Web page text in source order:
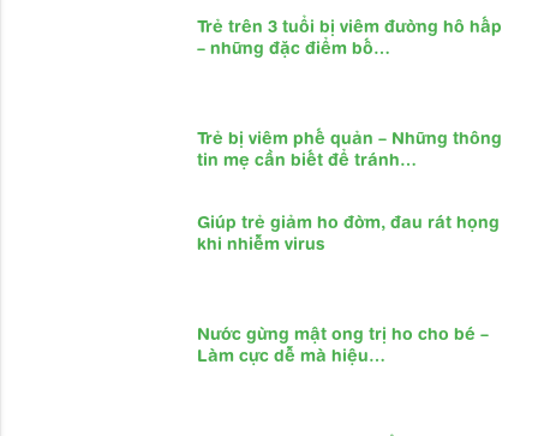
Trẻ trên 3 tuổi bị viêm đường hô hấp
– những đặc điểm bố…
Trẻ bị viêm phế quản – Những thông
tin mẹ cần biết để tránh…
Giúp trẻ giảm ho đờm, đau rát họng
khi nhiễm virus
Nước gừng mật ong trị ho cho bé –
Làm cực dễ mà hiệu…